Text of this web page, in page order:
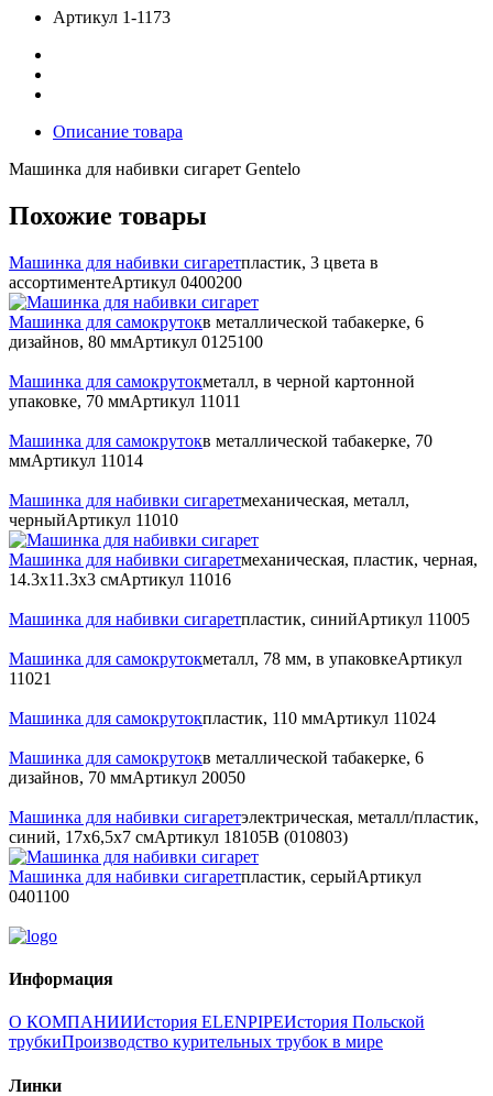
Артикул 1-1173
Описание товара
Машинка для набивки сигарет Gentelo
Похожие товары
Машинка для набивки сигаретпластик, 3 цвета в
ассортиментеАртикул 0400200
Машинка для самокрутокв металлической табакерке, 6
дизайнов, 80 ммАртикул 0125100
Машинка для самокрутокметалл, в черной картонной
упаковке, 70 ммАртикул 11011
Машинка для самокрутокв металлической табакерке, 70
ммАртикул 11014
Машинка для набивки сигаретмеханическая, металл,
черныйАртикул 11010
Машинка для набивки сигаретмеханическая, пластик, черная,
14.3х11.3х3 смАртикул 11016
Машинка для набивки сигаретпластик, синийАртикул 11005
Машинка для самокрутокметалл, 78 мм, в упаковкеАртикул
11021
Машинка для самокрутокпластик, 110 ммАртикул 11024
Машинка для самокрутокв металлической табакерке, 6
дизайнов, 70 ммАртикул 20050
Машинка для набивки сигаретэлектрическая, металл/пластик,
синий, 17х6,5х7 смАртикул 18105B (010803)
Машинка для набивки сигаретпластик, серыйАртикул
0401100
Информация
О КОМПАНИИИстория ELENPIPEИстория Польской
трубкиПроизводство курительных трубок в мире
Линки